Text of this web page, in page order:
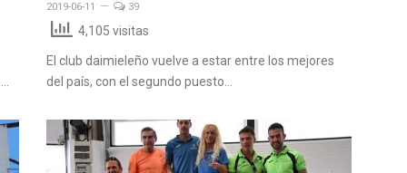
2019-06-11 39
4,105 visitas
El club daimieleño vuelve a estar entre los mejores
del país, con el segundo puesto…